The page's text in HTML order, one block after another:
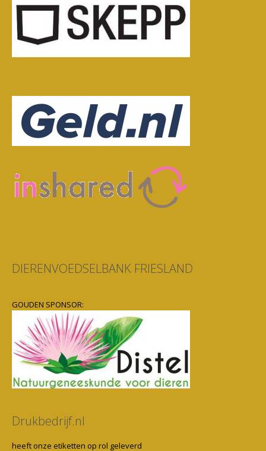
DIERENVOEDSELBANK FRIESLAND
GOUDEN SPONSOR:
Drukbedrijf.nl
heeft onze etiketten op rol geleverd